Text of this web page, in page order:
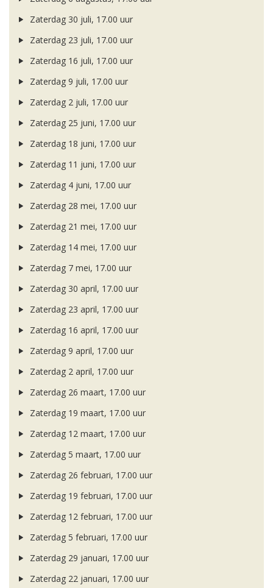
Zaterdag 30 juli, 17.00 uur
Zaterdag 23 juli, 17.00 uur
Zaterdag 16 juli, 17.00 uur
Zaterdag 9 juli, 17.00 uur
Zaterdag 2 juli, 17.00 uur
Zaterdag 25 juni, 17.00 uur
Zaterdag 18 juni, 17.00 uur
Zaterdag 11 juni, 17.00 uur
Zaterdag 4 juni, 17.00 uur
Zaterdag 28 mei, 17.00 uur
Zaterdag 21 mei, 17.00 uur
Zaterdag 14 mei, 17.00 uur
Zaterdag 7 mei, 17.00 uur
Zaterdag 30 april, 17.00 uur
Zaterdag 23 april, 17.00 uur
Zaterdag 16 april, 17.00 uur
Zaterdag 9 april, 17.00 uur
Zaterdag 2 april, 17.00 uur
Zaterdag 26 maart, 17.00 uur
Zaterdag 19 maart, 17.00 uur
Zaterdag 12 maart, 17.00 uur
Zaterdag 5 maart, 17.00 uur
Zaterdag 26 februari, 17.00 uur
Zaterdag 19 februari, 17.00 uur
Zaterdag 12 februari, 17.00 uur
Zaterdag 5 februari, 17.00 uur
Zaterdag 29 januari, 17.00 uur
Zaterdag 22 januari, 17.00 uur